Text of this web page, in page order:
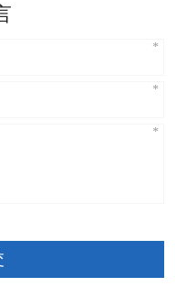
用于诸多领域。